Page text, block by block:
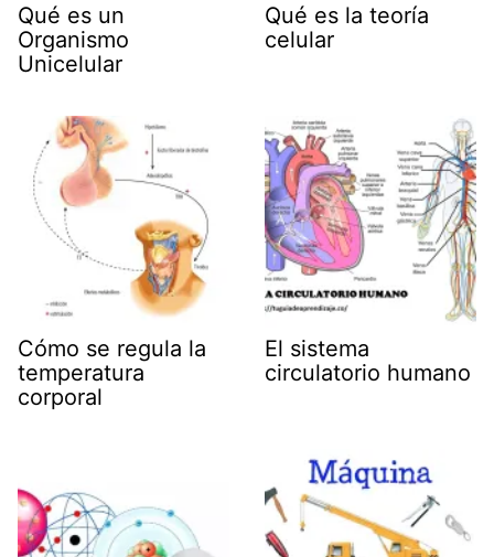
Qué es un
Organismo
Unicelular
Qué es la teoría
celular
Cómo se regula la
temperatura
corporal
El sistema
circulatorio humano